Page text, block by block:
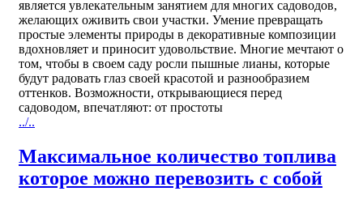
является увлекательным занятием для многих садоводов,
желающих оживить свои участки. Умение превращать
простые элементы природы в декоративные композиции
вдохновляет и приносит удовольствие. Многие мечтают о
том, чтобы в своем саду росли пышные лианы, которые
будут радовать глаз своей красотой и разнообразием
оттенков. Возможности, открывающиеся перед
садоводом, впечатляют: от простоты
../..
Максимальное количество топлива
которое можно перевозить с собой